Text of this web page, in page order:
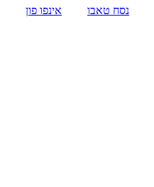
נסח טאבו אינפו פון